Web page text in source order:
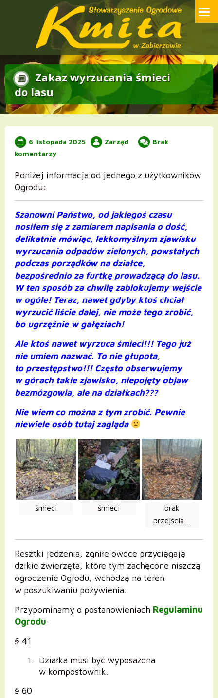
Strona internetowa Stowarzyszenia Ogrodowego ROD Kmita w
Zabierzowie
Zakaz wyrzucania śmieci
do lasu
6 listopada 2025 Zarząd
Brak
komentarzy
Poniżej informacja od jednego z użytkowników
Ogrodu:
Szanowni Państwo, od jakiegoś czasu
nosiłem się z zamiarem napisania o dość,
delikatnie mówiąc, lekkomyślnym zjawisku
wyrzucania odpadów zielonych, powstałych
podczas porządków na działce,
bezpośrednio za furtkę prowadzącą do lasu.
W ten sposób za chwilę zablokujemy wejście
w ogóle! Teraz, nawet gdyby ktoś chciał
wyrzucić liście dalej, nie może tego zrobić,
bo ugrzęźnie w gałęziach!
Ale ktoś nawet wyrzuca śmieci!!! Tego już
nie umiem nazwać. To nie głupota,
to przestępstwo!!! Często obserwujemy
w górach takie zjawisko, niepojęty objaw
bezmózgowia, ale na działkach???
Nie wiem co można z tym zrobić. Pewnie
niewiele osób tutaj zagląda
śmieci śmieci
brak
przejścia…
Resztki jedzenia, zgniłe owoce przyciągają
dzikie zwierzęta, które tym zachęcone niszczą
ogrodzenie Ogrodu, wchodzą na teren
w poszukiwaniu pożywienia.
Przypominamy o postanowieniach Regulaminu
Ogrodu:
§ 41
Działka musi być wyposażona
w kompostownik.
§ 60